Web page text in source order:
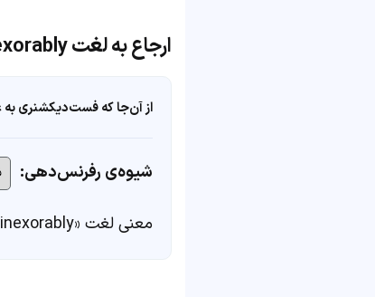
ارجاع به لغت inexorably
از آن‌جا که فست‌دیکشنری به
شیوه‌ی رفرنس‌دهی:
معنی لغت «inexorably» در